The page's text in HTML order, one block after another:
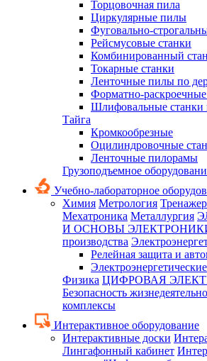
Торцовочная пила
Циркулярные пилы
Фуговально-
Рейсмусовые станки
Комбинированный
Токарные станки
Ленточные пилы по
Форматно-раскроечные
Шлифовальные станки
Тайга
Кромкообрезные
Оцилиндровочные
Ленточные пилорамы
Грузоподъемное
Учебно-лабораторное
Химия Метрология
Мехатроника Металлургия
И ОСНОВЫ
производства
Релейная защита и
Физика ЦИФРОВАЯ
Безопасность
комплексы
Интерактивное оборудование
Интерактивные доски
Лингафонный кабинет